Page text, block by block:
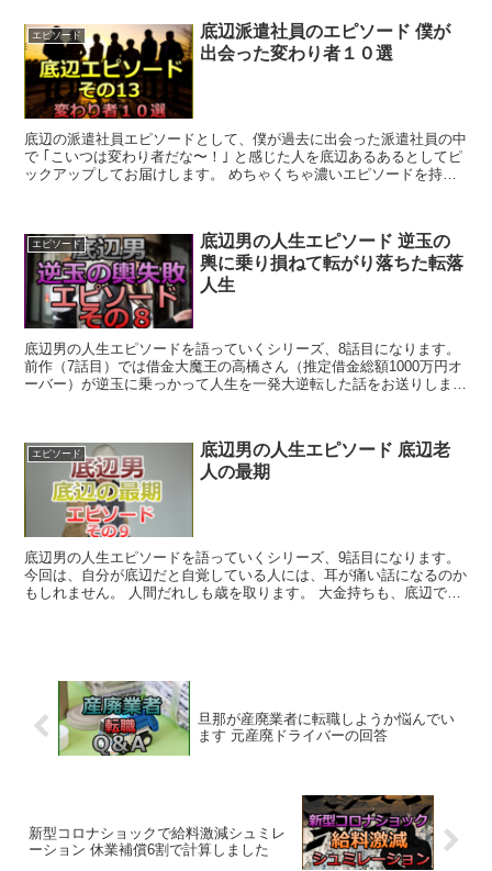
エピソード
底辺派遣社員のエピソード 僕が
出会った変わり者１０選
底辺の派遣社員エピソードとして、僕が過去に出会った派遣社員の中
で ｢こいつは変わり者だな〜！｣ と感じた人を底辺あるあるとしてピ
ックアップしてお届けします。 めちゃくちゃ濃いエピソードを持っ
エピソード
底辺男の人生エピソード 逆玉の
輿に乗り損ねて転がり落ちた転落
人生
底辺男の人生エピソードを語っていくシリーズ、8話目になります。
前作（7話目）では借金大魔王の高橋さん（推定借金総額1000万円オ
ーバー）が逆玉に乗っかって人生を一発大逆転した話をお送りしまし
エピソード
底辺男の人生エピソード 底辺老
人の最期
底辺男の人生エピソードを語っていくシリーズ、9話目になります。
今回は、自分が底辺だと自覚している人には、耳が痛い話になるのか
もしれません。 人間だれしも歳を取ります。 大金持ちも、底辺でも
旦那が産廃業者に転職しようか悩んでい
ます 元産廃ドライバーの回答
新型コロナショックで給料激減シュミレ
ーション 休業補償6割で計算しました